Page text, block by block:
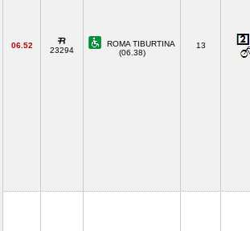
06.52
23294
ROMA TIBURTINA
(06.38)
13